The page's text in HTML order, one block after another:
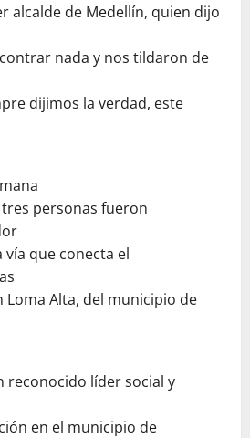
alcalde de Medellín, quien dijo
nada y nos tildaron de
dijimos la verdad, este
personas fueron
vía que conecta el
Loma Alta, del municipio de
reconocido líder social y
en el municipio de